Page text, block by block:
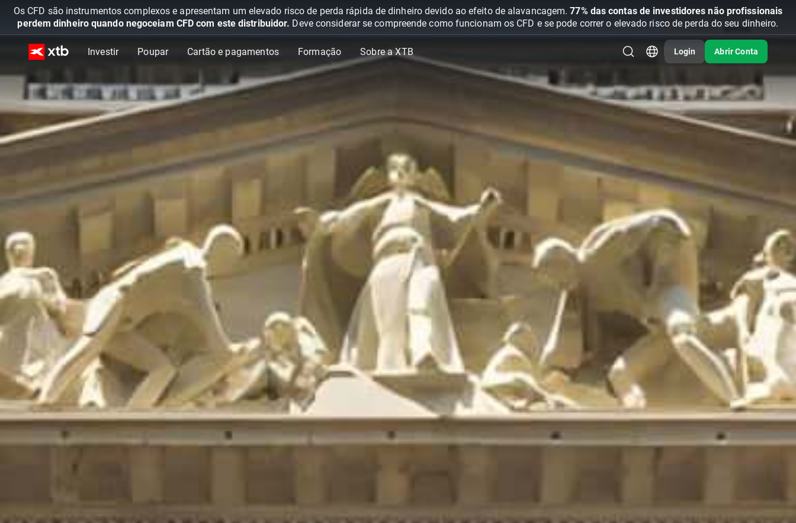
Os CFD são instrumentos complexos e apresentam um elevado risco de perda rápida de dinheiro devido ao efeito de alavancagem.77% das contas de investidores não profissionais
perdem dinheiro quando negoceiam CFD com este distribuidor. Deve considerar se compreende como funcionam os CFD e se pode correr o elevado risco de perda do seu dinheiro.
Investir Poupar Cartão e pagamentos Formação Sobre a XTB Login Abrir Conta